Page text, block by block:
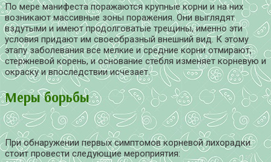
По мере манифеста поражаются крупные корни и на них
возникают массивные зоны поражения. Они выглядят
вздутыми и имеют продолговатые трещины, именно эти
условия придают им своеобразный внешний вид. К этому
этапу заболевания все мелкие и средние корни отмирают,
стержневой корень, и основание стебля изменяет корневую и
окраску и впоследствии исчезает.
Меры борьбы
При обнаружении первых симптомов корневой лихорадки
стоит провести следующие мероприятия: